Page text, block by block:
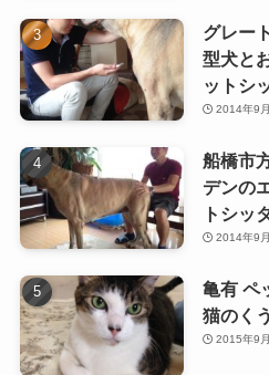
グレー
型犬と
ットシ
2014年9
船橋市
デンの
トシッ
2014年9
亀有 ペ
猫のく
2015年9